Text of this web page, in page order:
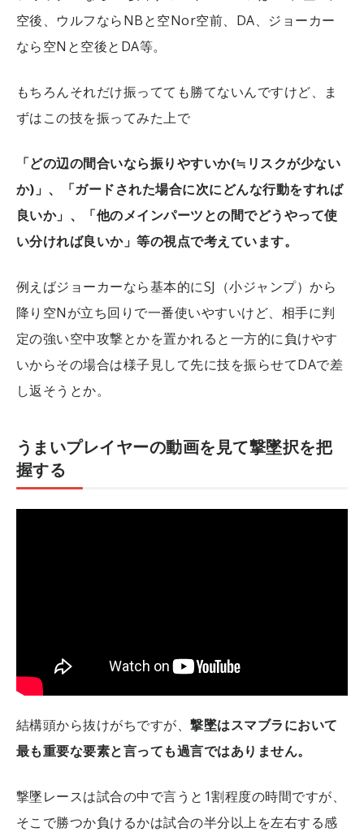
空後、ウルフならNBと空Nor空前、DA、ジョーカー
なら空Nと空後とDA等。
もちろんそれだけ振ってても勝てないんですけど、ま
ずはこの技を振ってみた上で
「どの辺の間合いなら振りやすいか(≒リスクが少ない
か)」、「ガードされた場合に次にどんな行動をすれば
良いか」、「他のメインパーツとの間でどうやって使
い分ければ良いか」等の視点で考えています。
例えばジョーカーなら基本的にSJ（小ジャンプ）から
降り空Nが立ち回りで一番使いやすいけど、相手に判
定の強い空中攻撃とかを置かれると一方的に負けやす
いからその場合は様子見して先に技を振らせてDAで差
し返そうとか。
うまいプレイヤーの動画を見て撃墜択を把
握する
結構頭から抜けがちですが、撃墜はスマブラにおいて
最も重要な要素と言っても過言ではありません。
撃墜レースは試合の中で言うと1割程度の時間ですが、
そこで勝つか負けるかは試合の半分以上を左右する感